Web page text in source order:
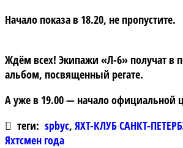
Начало показа в 18.20, не пропустите.
Ждём всех! Экипажи «Л-6» получат в
альбом, посвященный регате.
А уже в 19.00 — начало официальной
теги: spbyc, ЯХТ-КЛУБ САНКТ-
Яхтсмен года